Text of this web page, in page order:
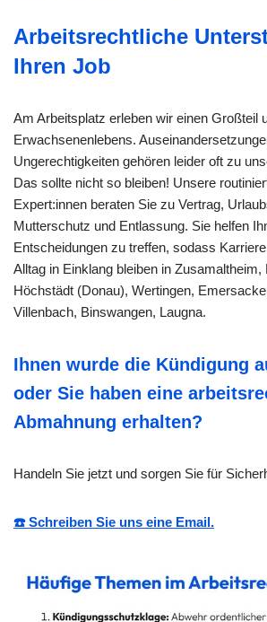
Arbeitsrechtliche
Ihren Job
Am Arbeitsplatz erleben wir einen Großteil
Erwachsenenlebens.
Ungerechtigkeiten gehören leider oft zu
Das sollte nicht so bleiben! Unsere
Expert:innen beraten Sie zu Vertrag,
Mutterschutz und Entlassung. Sie helfen
Entscheidungen zu treffen, sodass
Alltag in Einklang bleiben in Zusamaltheim,
Höchstädt (Donau), Wertingen,
Villenbach, Binswangen, Laugna.
Ihnen wurde die Kündigung
oder Sie haben eine
Abmahnung erhalten?
Handeln Sie jetzt und sorgen Sie für
☎️ Schreiben Sie uns eine Email.